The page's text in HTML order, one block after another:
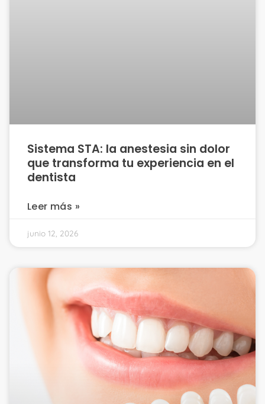
Sistema STA: la anestesia sin dolor
que transforma tu experiencia en el
dentista
Leer más »
junio 12, 2026